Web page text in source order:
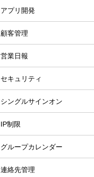
アプリ開発
顧客管理
営業日報
セキュリティ
シングルサインオン
IP制限
グループカレンダー
連絡先管理